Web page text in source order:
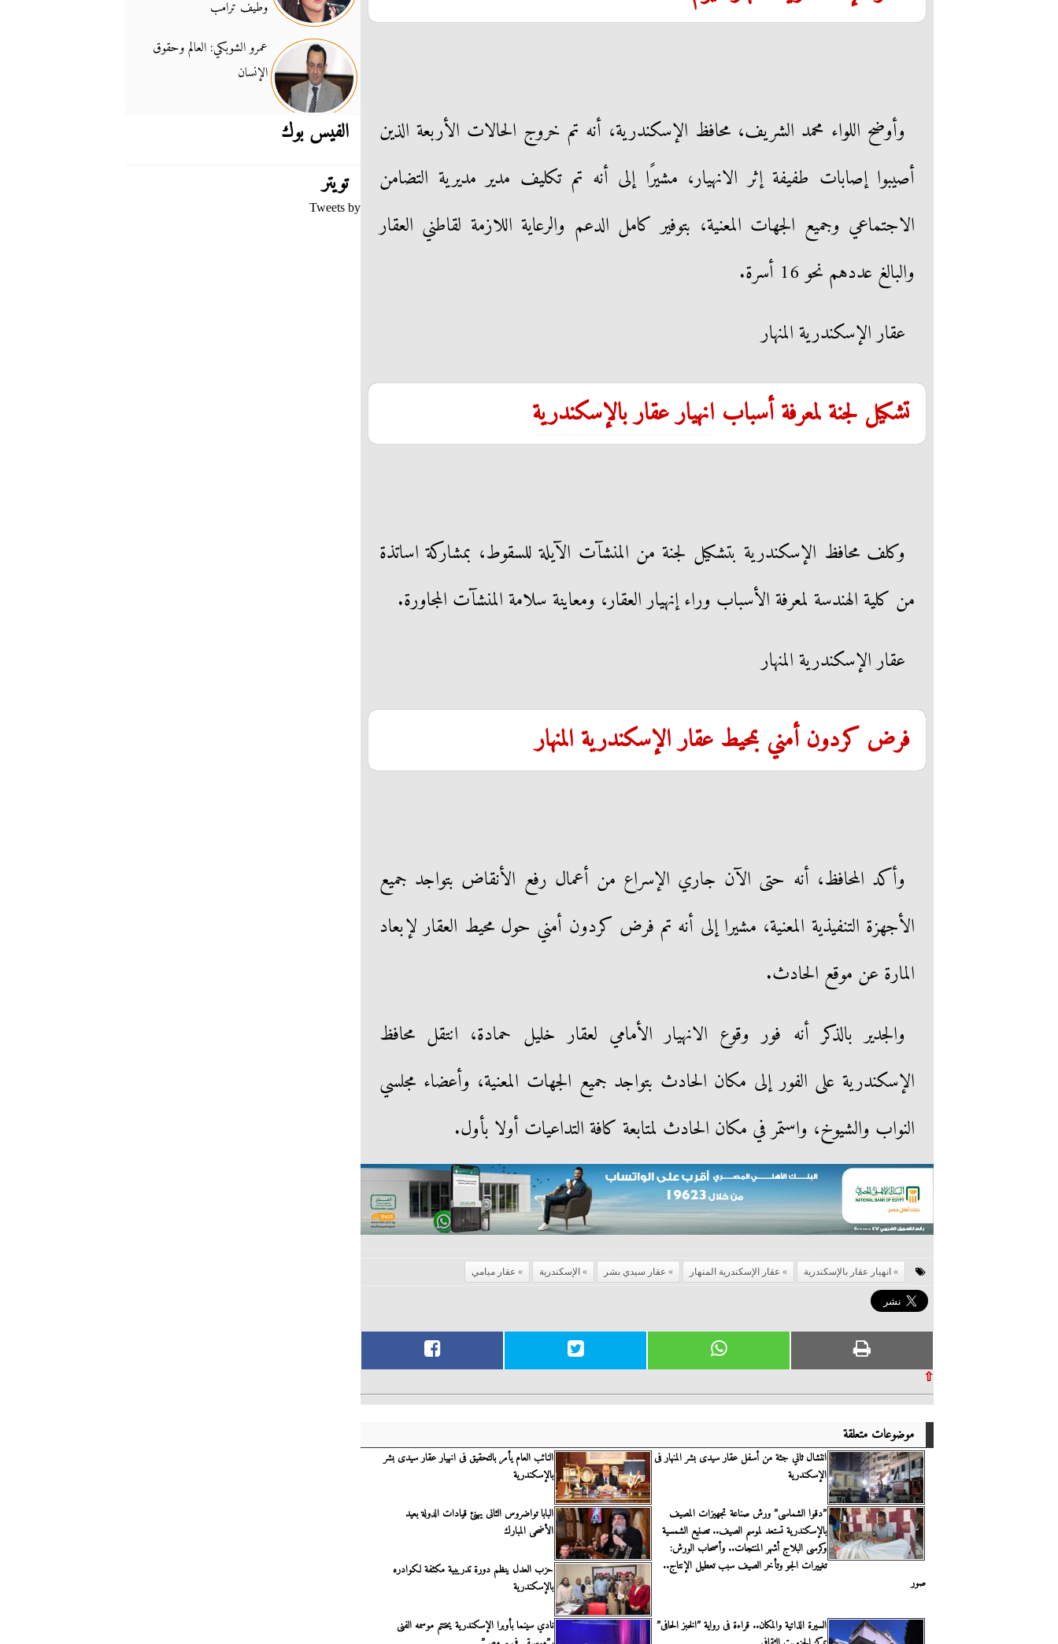
وأوضح اللواء محمد الشريف، محافظ الإسكندرية، أنه تم خروج الحالات الأربعة الذين
أصيبوا إصابات طفيفة إثر الانهيار، مشيرًا إلى أنه تم تكليف مدير مديرية التضامن
الاجتماعي وجميع الجهات المعنية، بتوفير كامل الدعم والرعاية اللازمة لقاطني العقار
والبالغ عددهم نحو 16 أسرة.
عقار الإسكندرية المنهار
تشكيل لجنة لمعرفة أسباب انهيار عقار بالإسكندرية
وكلف محافظ الإسكندرية بتشكيل لجنة من المنشآت الآيلة للسقوط، بمشاركة اساتذة
من كلية الهندسة لمعرفة الأسباب وراء إنهيار العقار، ومعاينة سلامة المنشآت المجاورة.
عقار الإسكندرية المنهار
فرض كردون أمني بمحيط عقار الإسكندرية المنهار
وأكد المحافظ، أنه حتى الآن جاري الإسراع من أعمال رفع الأنقاض بتواجد جميع
الأجهزة التنفيذية المعنية، مشيرا إلى أنه تم فرض كردون أمني حول محيط العقار لإبعاد
المارة عن موقع الحادث.
والجدير بالذكر أنه فور وقوع الانهيار الأمامي لعقار خليل حمادة، انتقل محافظ
الإسكندرية على الفور إلى مكان الحادث بتواجد جميع الجهات المعنية، وأعضاء مجلسي
النواب والشيوخ، واستمر في مكان الحادث لمتابعة كافة التداعيات أولا بأول.
انهيار عقار بالإسكندرية عقار الإسكندرية المنهار عقار سيدي بشر الإسكندرية عقار ميامي
⇧
موضوعات متعلقة
انتشال ثاني جثة من أسفل عقار سيدى بشر المنهار فى
الإسكندرية
النائب العام يأمر بالتحقيق فى انهيار عقار سيدى بشر
بالإسكندرية
”دقوا الشماسى” ورش صناعة تجهيزات المصيف
بالإسكندرية تستعد لموسم الصيف.. تصنيع الشمسية
وكرسى البلاج أشهر المنتجات.. وأصحاب الورش:
تغييرات الجو وتأخر الصيف سبب تعطيل الإنتاج..
صور
البابا تواضروس الثانى يهنئ قيادات الدولة بعيد
الأضحى المبارك
حزب العدل ينظم دورة تدريبية مكثفة لكوادره
بالإسكندرية
السيرة الذاتية والمكان.. قراءة فى رواية ”الخبز الحافى”
نادي سينما بأوبرا الإسكندرية يختتم موسمه الفنى
وطيف ترامب
عمرو الشوبكي: العالم وحقوق
الإنسان
الفيس بوك
تويتر
Tweets by